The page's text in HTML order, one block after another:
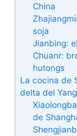
China
soja
Jianbing:
Chuanr:
hutongs
La cocina de
delta del
de